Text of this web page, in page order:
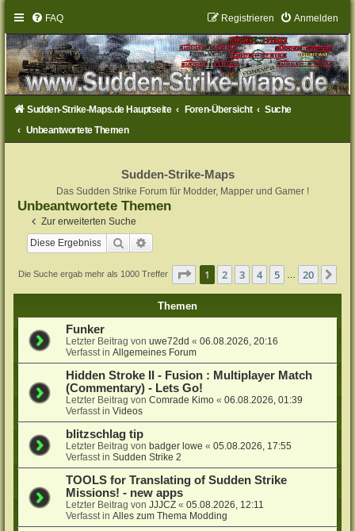
FAQ Anmelden
Registrieren
Sudden-Strike-Maps.de Hauptseite Foren-Übersicht
Suche
Unbeantwortete Themen
Sudden-Strike-Maps
Das Sudden Strike Forum für Modder, Mapper und Gamer !
Unbeantwortete Themen
Zur erweiterten Suche
Suche
Die Suche ergab mehr als 1000 Treffer Seite 1von 20
1 2 3 4 5 20
Themen
Funker
Letzter Beitrag vonuwe72dd «06.08.2026, 20:16
Verfasst inAllgemeines Forum
Hidden Stroke II - Fusion : Multiplayer Match
(Commentary) - Lets Go!
Letzter Beitrag vonComrade Kimo «06.08.2026, 01:39
Verfasst inVideos
blitzschlag tip
Letzter Beitrag vonbadger lowe «05.08.2026, 17:55
Verfasst inSudden Strike 2
TOOLS for Translating of Sudden Strike
Missions! - new apps
Letzter Beitrag vonJJJCZ «05.08.2026, 12:11
Verfasst inAlles zum Thema Modding